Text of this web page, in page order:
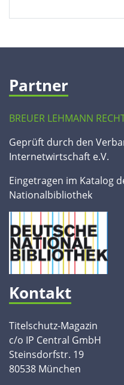
Partner
BREUER LEHMANN
Geprüft durch den
Internetwirtschaft e.V.
Eingetragen im Katalog
Nationalbibliothek
Kontakt
Titelschutz-Magazin
c/o IP Central GmbH
Steinsdorfstr. 19
80538 München